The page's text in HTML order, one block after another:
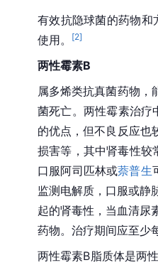
有效抗隐球菌的药物和
使用。
[2]
两性霉素B
属多烯类抗真菌药物，
菌死亡。两性霉素治疗
的优点，但不良反应也
损害等，其中肾毒性较
口服阿司匹林或萘普生
监测电解质，口服或静
起的肾毒性，当 血清尿
药物。治疗期间应至少
两性霉素B脂质体是两